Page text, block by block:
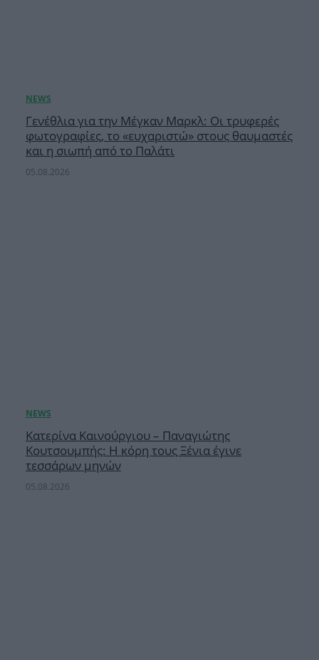
Γενέθλια για την Μέγκαν Μαρκλ: Οι τρυφερές
φωτογραφίες, το «ευχαριστώ» στους θαυμαστές
και η σιωπή από το Παλάτι
05.08.2026
Κατερίνα Καινούργιου – Παναγιώτης
Κουτσουμπής: Η κόρη τους Ξένια έγινε
τεσσάρων μηνών
05.08.2026